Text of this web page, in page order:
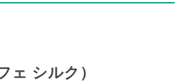
ェ シルク）